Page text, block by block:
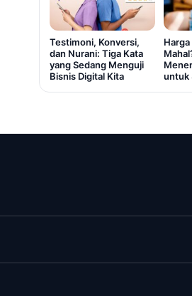
Testimoni, Konversi,
dan Nurani: Tiga Kata
yang Sedang Menguji
Bisnis Digital Kita
Harga
untuk